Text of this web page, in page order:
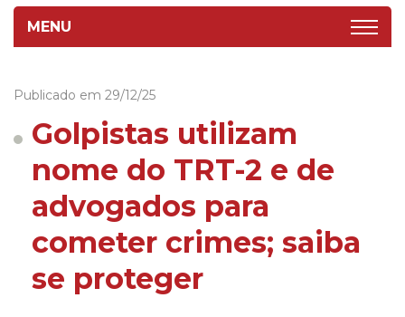
MENU
Publicado em 29/12/25
Golpistas utilizam
nome do TRT-2 e de
advogados para
cometer crimes; saiba
se proteger